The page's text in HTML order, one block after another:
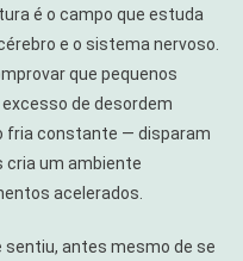
Outras
Curam
é o campo que estuda
e o sistema nervoso.
que pequenos
de desordem
fria constante — disparam
cria um ambiente
acelerados.
sentiu, antes mesmo de se